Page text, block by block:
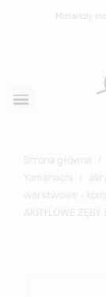
Materiały
Strona główna
Yamahachi
warstwowe -
AKRYLOWE